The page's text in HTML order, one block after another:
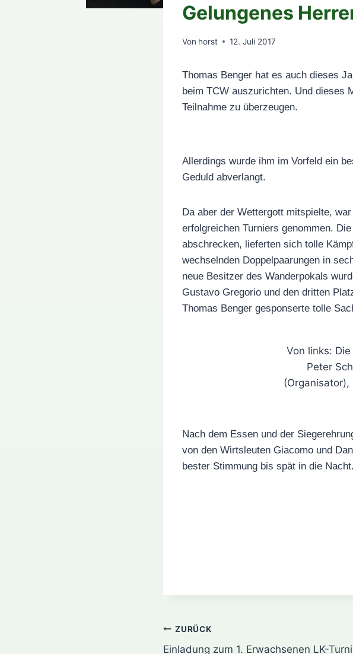
Gelungenes
Von horst 12. Juli 2017
Thomas Benger hat es auch dieses
beim TCW auszurichten. Und dieses
Teilnahme zu überzeugen.
Allerdings wurde ihm im Vorfeld ein
Geduld abverlangt.
Da aber der Wettergott mitspielte,
erfolgreichen Turniers genommen.
abschrecken, lieferten sich tolle
wechselnden Doppelpaarungen in
neue Besitzer des Wanderpokals
Gustavo Gregorio und den dritten
Thomas Benger gesponserte tolle
Von links:
Peter
(Organisator),
Nach dem Essen und der
von den Wirtsleuten Giacomo und
bester Stimmung bis spät in die Nacht.
Beitragsnavigation
ZURÜCK
Einladung zum 1. Erwachsenen LK-